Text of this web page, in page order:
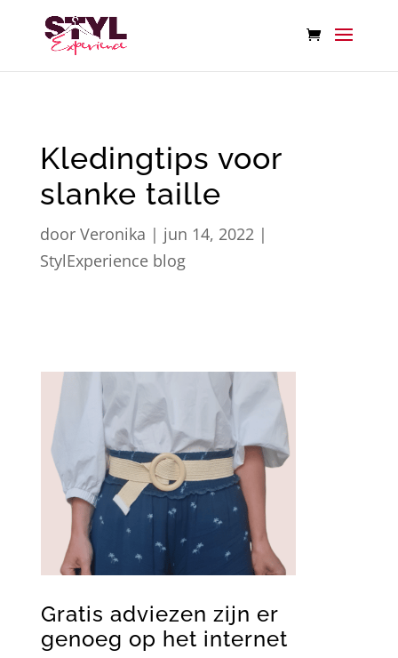
Kledingtips voor
slanke taille
door Veronika | jun 14, 2022|
StylExperience blog
Gratis adviezen zijn er
genoeg op het internet